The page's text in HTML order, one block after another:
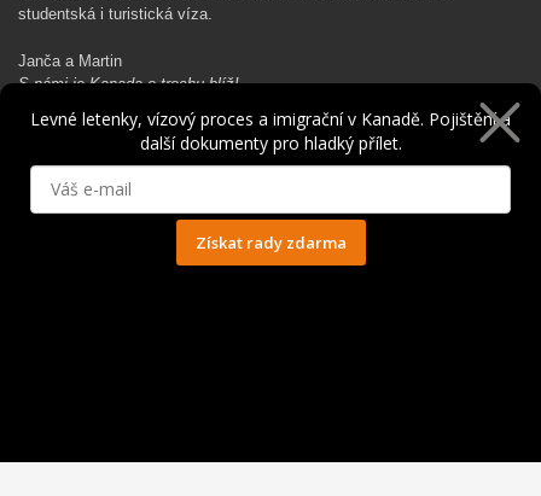
studentská i turistická víza.
Janča a Martin
S námi je Kanada o trochu blíž!
Rádi Ti pomůžeme s kanadským dobrodružstvím…
Levné letenky, vízový proces a imigrační v Kanadě. Pojištění a
další dokumenty pro hladký přílet.
Získat rady zdarma